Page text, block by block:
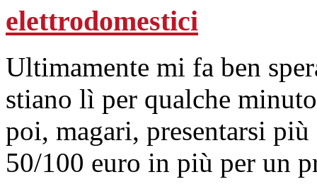
elettrodomestici
Ultimamente mi fa ben
stiano lì per qualche
poi, magari, presentarsi
50/100 euro in più per un